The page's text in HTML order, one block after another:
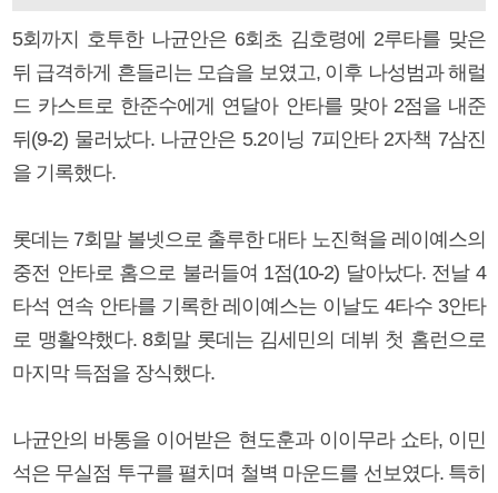
5회까지 호투한 나균안은 6회초 김호령에 2루타를 맞은
뒤 급격하게 흔들리는 모습을 보였고, 이후 나성범과 해럴
드 카스트로 한준수에게 연달아 안타를 맞아 2점을 내준
뒤(9-2) 물러났다. 나균안은 5.2이닝 7피안타 2자책 7삼진
을 기록했다.
롯데는 7회말 볼넷으로 출루한 대타 노진혁을 레이예스의
중전 안타로 홈으로 불러들여 1점(10-2) 달아났다. 전날 4
타석 연속 안타를 기록한 레이예스는 이날도 4타수 3안타
로 맹활약했다. 8회말 롯데는 김세민의 데뷔 첫 홈런으로
마지막 득점을 장식했다.
나균안의 바통을 이어받은 현도훈과 이이무라 쇼타, 이민
석은 무실점 투구를 펼치며 철벽 마운드를 선보였다. 특히